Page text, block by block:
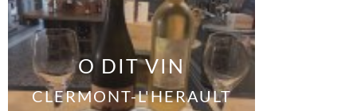
O DIT VIN
CLERMONT-L'HERAULT